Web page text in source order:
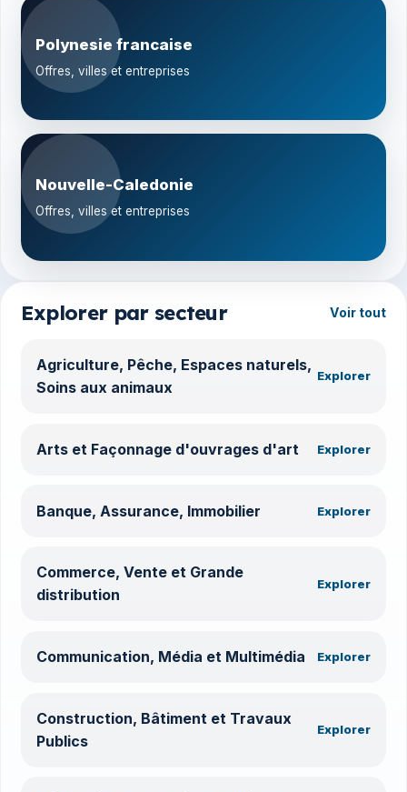
Polynesie francaise
Offres, villes et entreprises
Nouvelle-Caledonie
Offres, villes et entreprises
Explorer par secteur Voir tout
Agriculture, Pêche, Espaces naturels,
Soins aux animaux
Explorer
Arts et Façonnage d'ouvrages d'art Explorer
Banque, Assurance, Immobilier Explorer
Commerce, Vente et Grande
distribution
Explorer
Communication, Média et Multimédia Explorer
Construction, Bâtiment et Travaux
Publics
Explorer